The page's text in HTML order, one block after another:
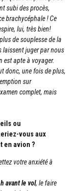
subi des procès,
brachycéphale ! Ce
lui, très bien!
de souplesse de la
laissent juger par nous
est apte à voyager.
donc, une fois de plus,
sur
complet, mais
ou
vous aux
en avion ?
votre anxiété à
avant le vol, le faire